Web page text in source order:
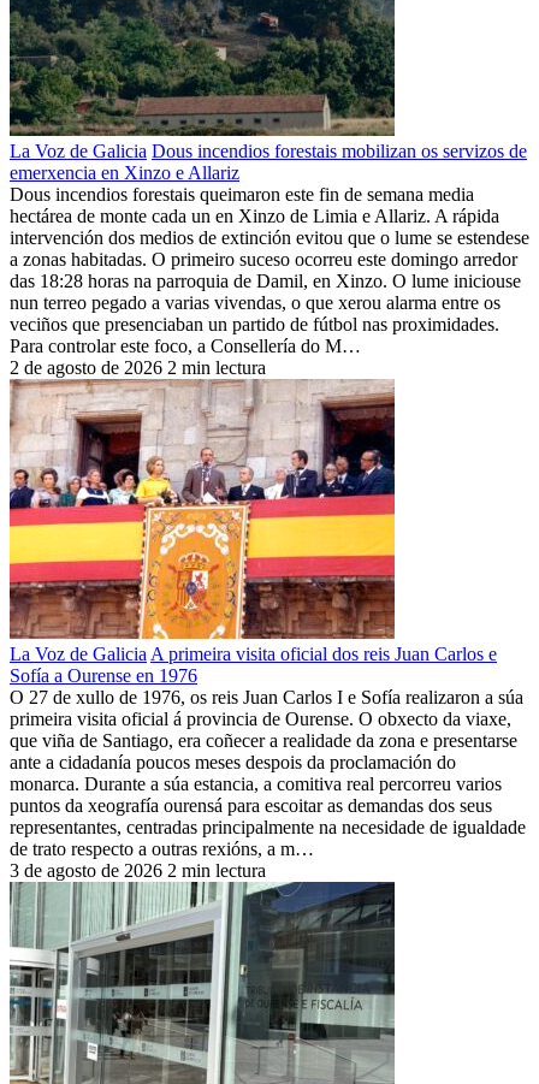
La Voz de Galicia Dous incendios forestais mobilizan os servizos de
emerxencia en Xinzo e Allariz
Dous incendios forestais queimaron este fin de semana media
hectárea de monte cada un en Xinzo de Limia e Allariz. A rápida
intervención dos medios de extinción evitou que o lume se estendese
a zonas habitadas. O primeiro suceso ocorreu este domingo arredor
das 18:28 horas na parroquia de Damil, en Xinzo. O lume iniciouse
nun terreo pegado a varias vivendas, o que xerou alarma entre os
veciños que presenciaban un partido de fútbol nas proximidades.
Para controlar este foco, a Consellería do M…
2 de agosto de 2026 2 min lectura
La Voz de Galicia A primeira visita oficial dos reis Juan Carlos e
Sofía a Ourense en 1976
O 27 de xullo de 1976, os reis Juan Carlos I e Sofía realizaron a súa
primeira visita oficial á provincia de Ourense. O obxecto da viaxe,
que viña de Santiago, era coñecer a realidade da zona e presentarse
ante a cidadanía poucos meses despois da proclamación do
monarca. Durante a súa estancia, a comitiva real percorreu varios
puntos da xeografía ourensá para escoitar as demandas dos seus
representantes, centradas principalmente na necesidade de igualdade
de trato respecto a outras rexións, a m…
3 de agosto de 2026 2 min lectura